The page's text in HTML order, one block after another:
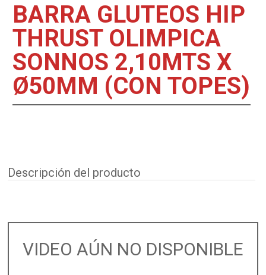
BARRA GLUTEOS HIP
THRUST OLIMPICA
SONNOS 2,10MTS X
Ø50MM (CON TOPES)
Descripción del producto
VIDEO AÚN NO DISPONIBLE